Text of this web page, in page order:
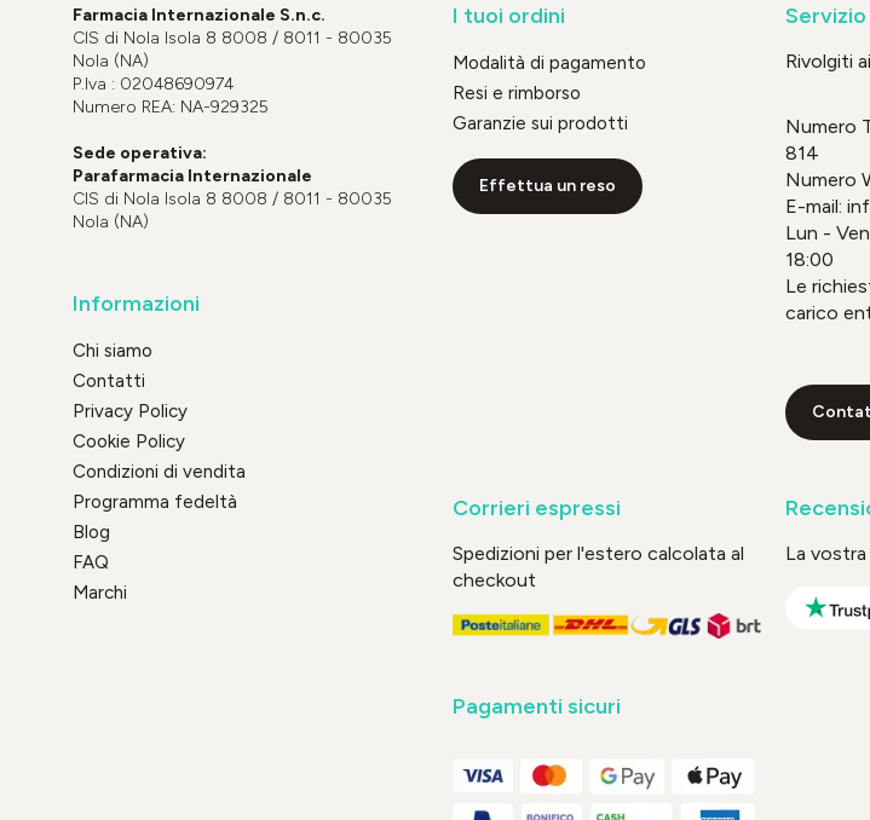
Farmacia Internazionale S.n.c.
CIS di Nola Isola 8 8008 / 8011 - 80035
Nola (NA)
P.Iva : 02048690974
Numero REA: NA-929325
Sede operativa:
Parafarmacia Internazionale
CIS di Nola Isola 8 8008 / 8011 - 80035
Nola (NA)
Informazioni
Chi siamo
Contatti
Privacy Policy
Cookie Policy
Condizioni di vendita
Programma fedeltà
Blog
FAQ
Marchi
I tuoi ordini
Modalità di pagamento
Resi e rimborso
Garanzie sui prodotti
Effettua un reso
Rivolgiti
Numero
814
Numero
E-mail:
Lun -
18:00
Le
carico
Corrieri espressi
Spedizioni per l'estero calcolata al
checkout
La
Pagamenti sicuri